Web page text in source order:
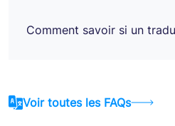
Comment savoir si un
Voir toutes les FAQs